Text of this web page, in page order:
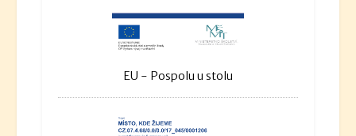
EU - Pospolu u stolu